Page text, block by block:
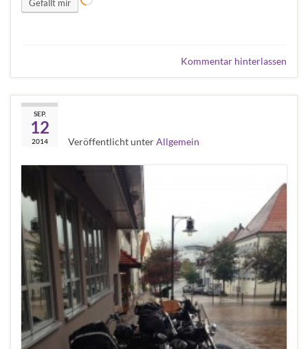
Gefällt mir
Kommentar hinterlassen
SEP.
12
2014 Veröffentlicht unterAllgemein